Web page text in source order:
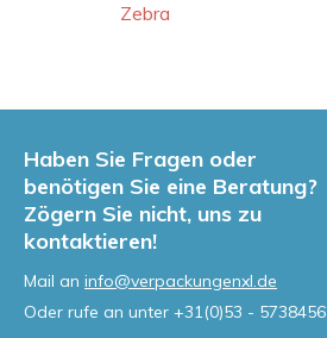
Zebra
Haben Sie Fragen oder
benötigen Sie eine Beratung?
Zögern Sie nicht, uns zu
kontaktieren!
Mail an info@verpackungenxl.de
Oder rufe an unter +31(0)53 - 5738456